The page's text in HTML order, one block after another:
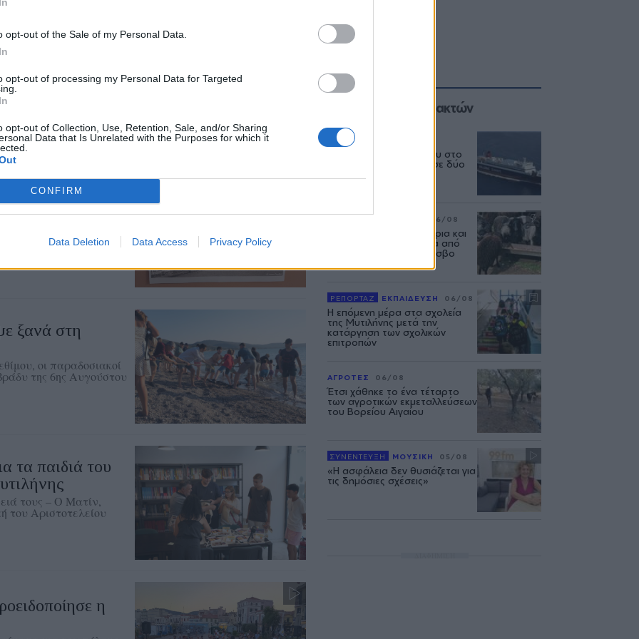
opt-out of the Sale of my Personal Data.
opt-out of processing my Personal Data for Targeted
opt-out of Collection, Use, Retention, Sale, and/or Sharing
Data that Is Unrelated with the Purposes for which it
CONFIRM
Data Deletion Data Access Privacy Policy
της
από τον
του σήμερα
Σύλλογο Μυτιλήνης
ξανά στη
οι παραδοσιακοί
της 6ης Αυγούστου
τα παιδιά του
τους – Ο Ματίν,
του Αριστοτελείου
η
Επιλογές των Συντακτών
ΕΛΛΑΔΑ
Δεύτερη εμπλοκή κάβου στο
«Νήσος Ρόδος» μέσα σε δύο
06/08
Ανασταίνονται... μοσχάρια και
πρόβατα κάνουν βόλτα από
στάνη σε στάνη στη Λέσβο
ΡΕΠΟΡΤΑΖ ΕΚΠΑΙΔΕΥΣΗ 06/08
Η επόμενη μέρα στα σχολεία
της Μυτιλήνης μετά την
κατάργηση των σχολικών
επιτροπών
ΑΓΡΟΤΕΣ 06/08
Έτσι χάθηκε το ένα τέταρτο
των αγροτικών εκμεταλλεύσεων
του Βορείου Αιγαίου
ΣΥΝΕΝΤΕΥΞΗ ΜΟΥΣΙΚΗ 05/08
«Η ασφάλεια δεν θυσιάζεται για
τις δημόσιες σχέσεις»